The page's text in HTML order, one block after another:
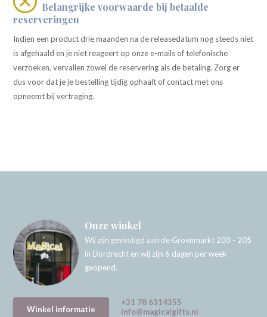
Belangrijke voorwaarde bij betaalde
reserveringen
Indien een product drie maanden na de releasedatum nog steeds niet
is afgehaald en je niet reageert op onze e-mails of telefonische
verzoeken, vervallen zowel de reservering als de betaling. Zorg er
dus voor dat je je bestelling tijdig ophaalt of contact met ons
opneemt bij vertraging.
Onze winkel
Wij zijn gevestigd aan de Groenmarkt 203 - 205
in Dordrecht en wij zijn 6 dagen per week
geopend.
Winkel informatie
+31 78 6314355
info@magicalgifts.nl